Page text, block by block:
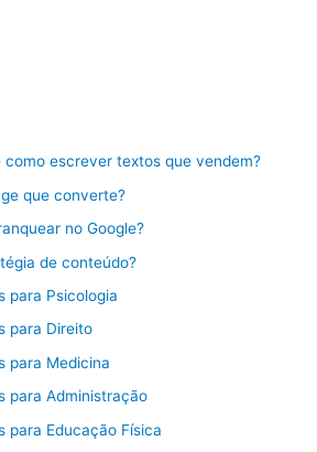
escrever textos que vendem?
que converte?
no Google?
de conteúdo?
para Psicologia
para Direito
para Medicina
para Administração
para Educação Física